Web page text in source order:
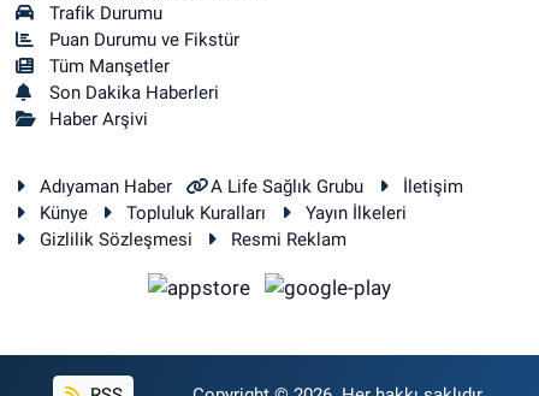
Trafik Durumu
Puan Durumu ve Fikstür
Tüm Manşetler
Son Dakika Haberleri
Haber Arşivi
Adıyaman Haber A Life Sağlık Grubu
İletişim
Künye
Topluluk Kuralları
Yayın İlkeleri
Gizlilik Sözleşmesi
Resmi Reklam